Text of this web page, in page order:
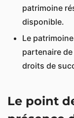
patrimoine
disponible.
Le
partenaire
droits de
Le point